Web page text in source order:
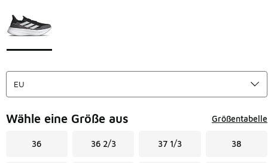
Wähle eine Größe aus Größentabelle
36 36 2/3 37 1/3 38